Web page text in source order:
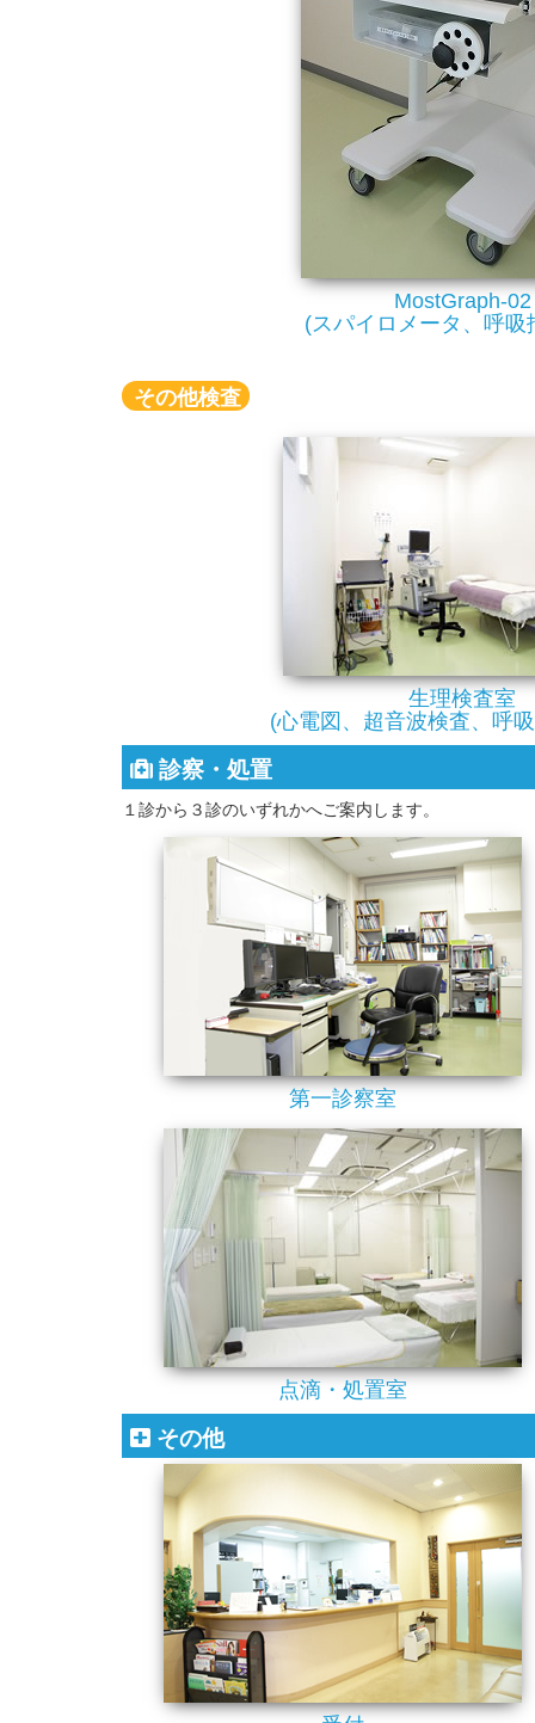
MostGraph-02
(スパイロメータ、呼吸
その他検査
生理検査室
(心電図、超音波検査、呼
診察・処置
１診から３診のいずれかへご案内します。
第一診察室
点滴・処置室
その他